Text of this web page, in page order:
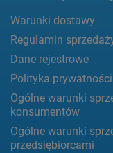
Warunki dostawy
Regulamin
Dane rejestrowe
Polityka prywatności
Ogólne warunki
konsumentów
Ogólne warunki
przedsiębiorcami